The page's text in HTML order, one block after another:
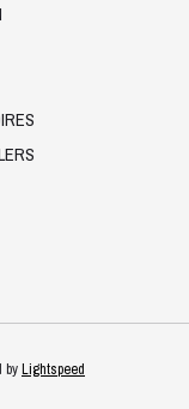
byLightspeed